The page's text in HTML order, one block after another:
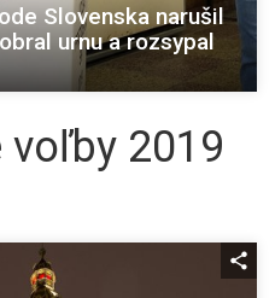
Slovenska narušil
urnu a rozsypal
voľby 2019